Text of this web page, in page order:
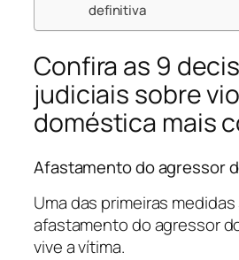
definitiva
Confira as 9
judiciais sobre
doméstica mais
Afastamento do agressor
Uma das primeiras
afastamento do agressor
vive a vítima.